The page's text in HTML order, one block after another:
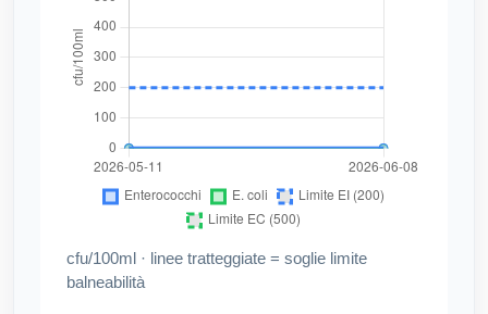
cfu/100ml · linee tratteggiate = soglie limite
balneabilità